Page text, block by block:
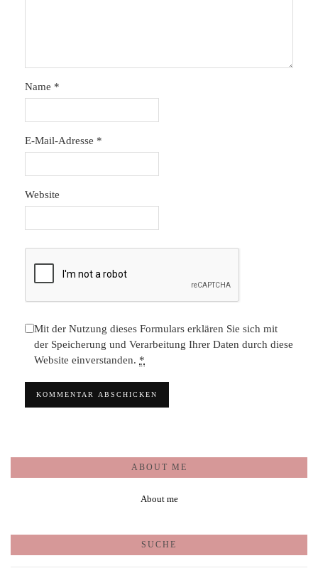
Name *
E-Mail-Adresse *
Website
Mit der Nutzung dieses Formulars erklären Sie sich mit
der Speicherung und Verarbeitung Ihrer Daten durch diese
Website einverstanden. *
ABOUT ME
About me
SUCHE